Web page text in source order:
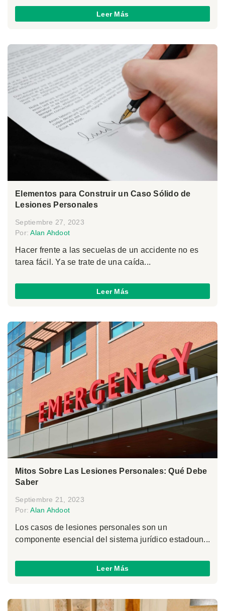
Leer Más
Elementos para Construir un Caso Sólido de
Lesiones Personales
Septiembre 27, 2023
Por:Alan Ahdoot
Hacer frente a las secuelas de un accidente no es
tarea fácil. Ya se trate de una caída...
Leer Más
Mitos Sobre Las Lesiones Personales: Qué Debe
Saber
Septiembre 21, 2023
Por:Alan Ahdoot
Los casos de lesiones personales son un
componente esencial del sistema jurídico estadoun...
Leer Más